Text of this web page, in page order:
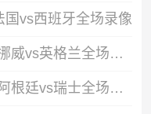
vs西班牙全场录像
07月12日世界杯1/4决赛挪威vs英格兰全场录像
07月12日世界杯1/4决赛阿根廷vs瑞士全场录像